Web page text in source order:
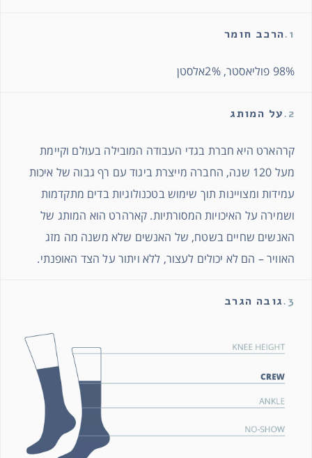
1. הרכב חומר
98% פוליאסטר, 2%אלסטן
2. על המותג
קרהארט היא חברת בגדי העבודה המובילה בעולם וקיימת
מעל 120 שנה, החברה מייצרת ביגוד עם רף גבוה של איכות
עמידות ומצויינות תוך שימוש בטכנולוגיות בדים מתקדמות
ושמירה על האיכויות המסורתיות. קארהרט הוא המותג של
האנשים שחיים בשטח, של האנשים שלא משנה מה מזג
האוויר – הם לא יכולים לעצור, ללא ויתור על הצד האופנתי.
3. גובה הגרב